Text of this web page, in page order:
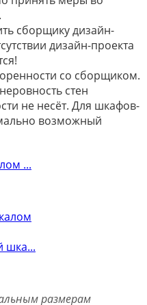
сборщику дизайн-
дизайн-проекта
со сборщиком.
стен
не несёт. Для шкафов-
возможный
...
шка...